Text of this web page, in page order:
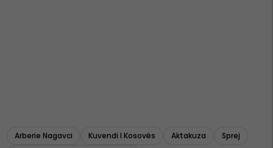
Arberie Nagavci Kuvendi I Kosovës Aktakuza
Sprej